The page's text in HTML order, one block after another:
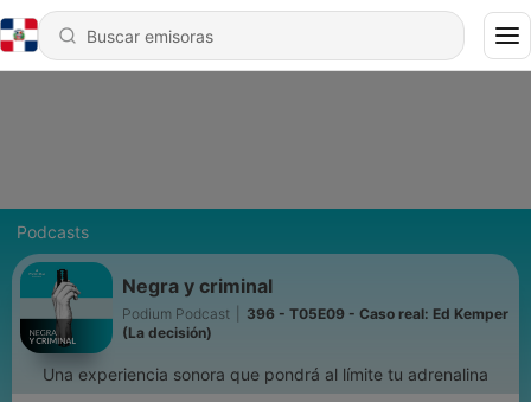
Podcasts
Negra y criminal
Podium Podcast
396 - T05E09 - Caso real: Ed Kemper
(La decisión)
Una experiencia sonora que pondrá al límite tu adrenalina